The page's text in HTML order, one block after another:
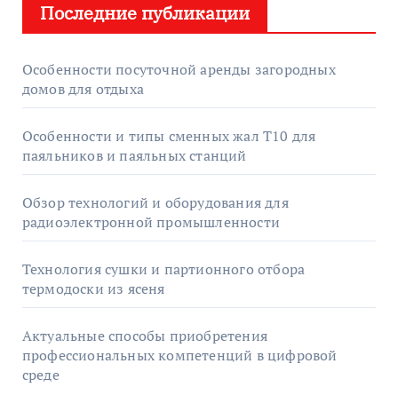
Последние публикации
Особенности посуточной аренды загородных
домов для отдыха
Особенности и типы сменных жал T10 для
паяльников и паяльных станций
Обзор технологий и оборудования для
радиоэлектронной промышленности
Технология сушки и партионного отбора
термодоски из ясеня
Актуальные способы приобретения
профессиональных компетенций в цифровой
среде